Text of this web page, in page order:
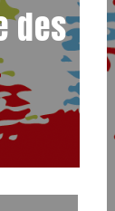
des